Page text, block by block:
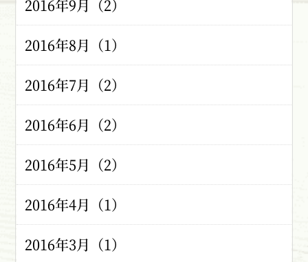
2016年9月（2）
2016年8月（1）
2016年7月（2）
2016年6月（2）
2016年5月（2）
2016年4月（1）
2016年3月（1）